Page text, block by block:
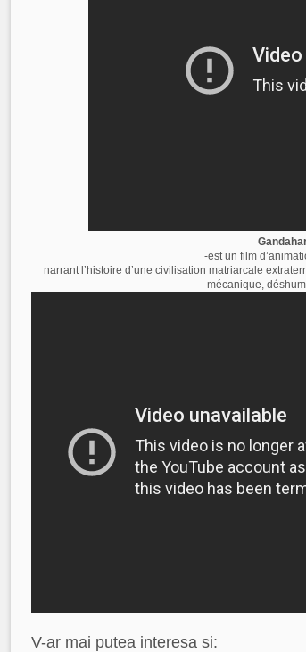
-est un film
narrant l’histoire d’une civilisation matriarcale
mécanique,
V-ar mai putea interesa si: